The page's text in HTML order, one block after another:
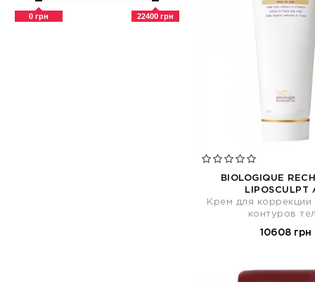
Смягчение (31)
Сужение пор (2)
0 грн 22400 грн
BIOLOGIQUE
LIPOSCULPT
Крем для коррекции
контуров
10608 грн